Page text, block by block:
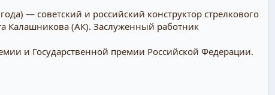
— советский и российский конструктор стрелкового
Калашникова (АК). Заслуженный работник
и Государственной премии Российской Федерации.